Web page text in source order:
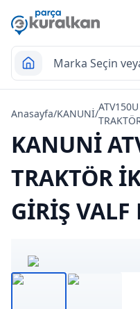
Anasayfa/KANUNİ/
KANUNİ
TRAKTÖR
GİRİŞ VALF